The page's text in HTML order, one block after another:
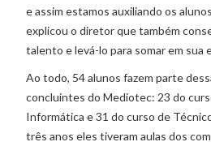
e assim estamos auxiliando os
explicou o diretor que também
talento e levá-lo para somar em sua
Ao todo, 54 alunos fazem parte
concluintes do Mediotec: 23 do
Informática e 31 do curso de
três anos eles tiveram aulas dos